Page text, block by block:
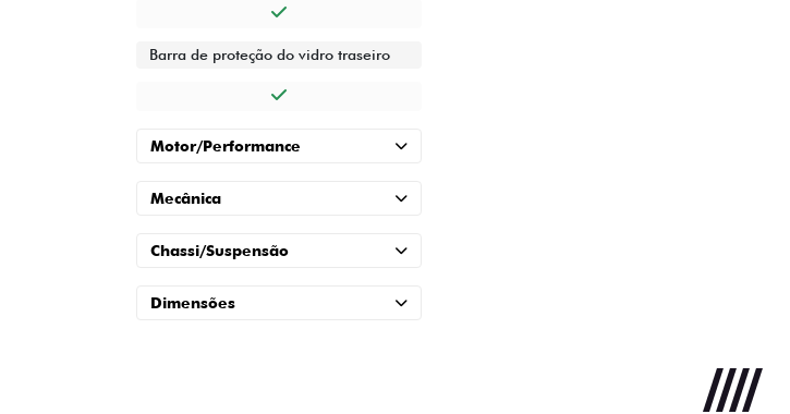
Barra de proteção do vidro traseiro
Motor/Performance
Mecânica
Chassi/Suspensão
Dimensões